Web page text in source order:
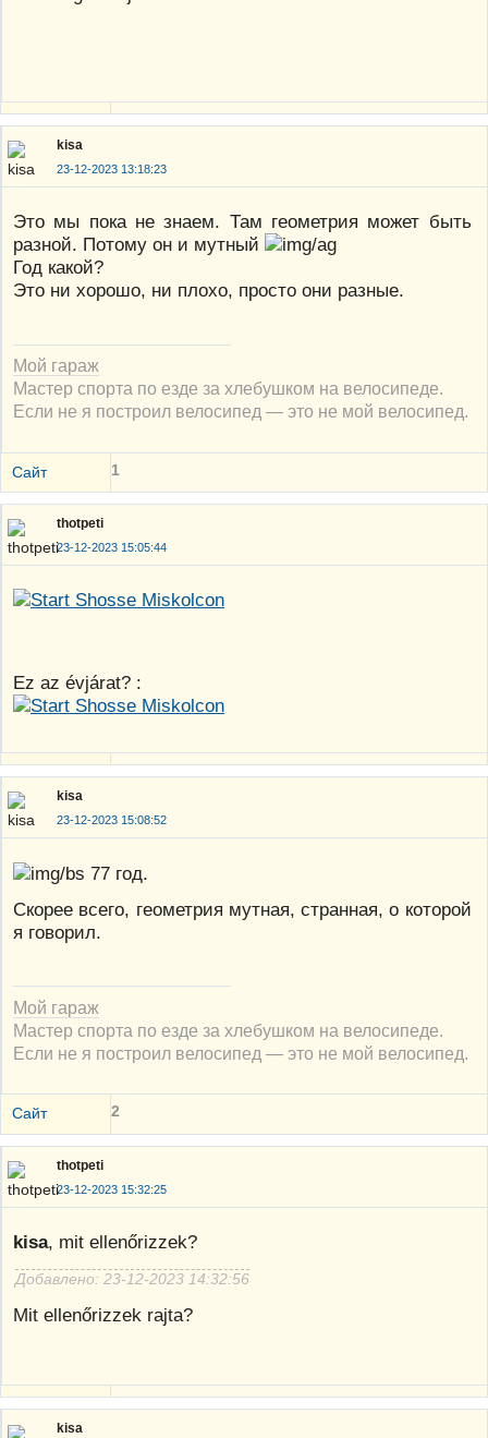
kisa
23-12-2023 13:18:23
Это мы пока не знаем. Там геометрия может быть
разной. Потому он и мутный
Год какой?
Это ни хорошо, ни плохо, просто они разные.
Мой гараж
Мастер спорта по езде за хлебушком на велосипеде.
Если не я построил велосипед — это не мой велосипед.
Сайт 1
thotpeti
23-12-2023 15:05:44
Ez az évjárat? :
kisa
23-12-2023 15:08:52
77 год.
Скорее всего, геометрия мутная, странная, о которой
я говорил.
Мой гараж
Мастер спорта по езде за хлебушком на велосипеде.
Если не я построил велосипед — это не мой велосипед.
Сайт 2
thotpeti
23-12-2023 15:32:25
kisa, mit ellenőrizzek?
Добавлено: 23-12-2023 14:32:56
Mit ellenőrizzek rajta?
kisa